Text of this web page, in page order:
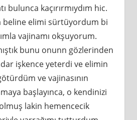
bulunca kaçırırmıydım hic.
beline elimi sürtüyordum bi
vajinamı okşuyorum.
bunu onunn gözlerinden
işkence yeterdi ve elimin
ve vajinasının
başlayınca, o kendinizi
olmuş lakin hemencecik